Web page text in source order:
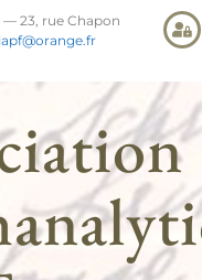
23, rue Chapon
lapf@orange.fr